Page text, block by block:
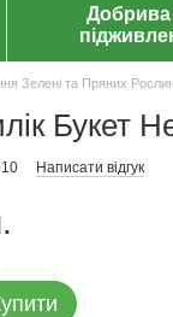
Добрива
Зелені та Пряних
Букет
Написати відгук